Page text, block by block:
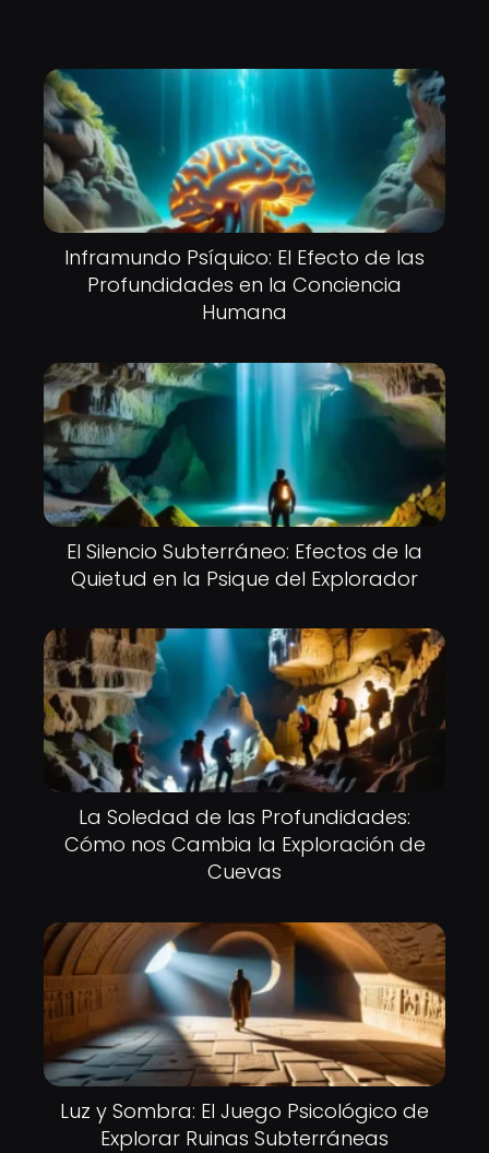
Inframundo Psíquico: El Efecto de las
Profundidades en la Conciencia
Humana
El Silencio Subterráneo: Efectos de la
Quietud en la Psique del Explorador
La Soledad de las Profundidades:
Cómo nos Cambia la Exploración de
Cuevas
Luz y Sombra: El Juego Psicológico de
Explorar Ruinas Subterráneas